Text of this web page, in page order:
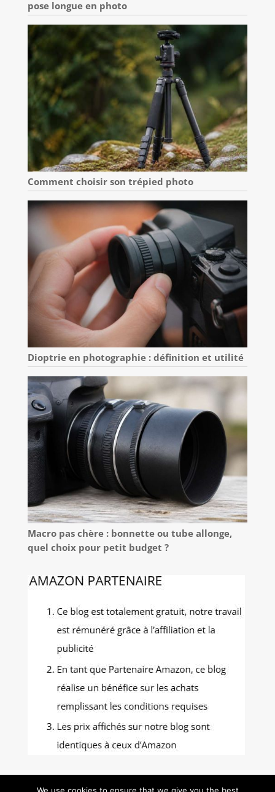
pose longue en photo
Comment choisir son trépied photo
Dioptrie en photographie : définition et utilité
Macro pas chère : bonnette ou tube allonge,
quel choix pour petit budget ?